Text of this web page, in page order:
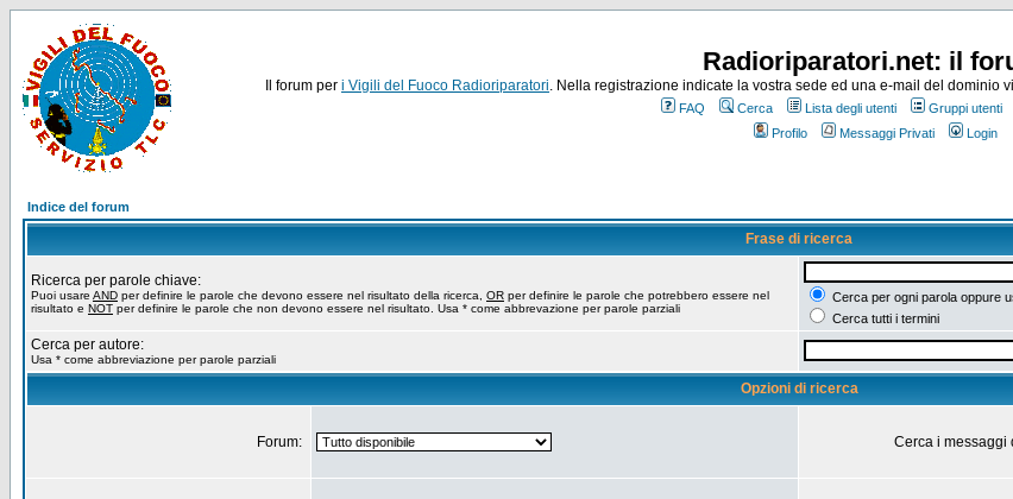
Radioriparatori.net: il
Il forum per i Vigili del Fuoco Radioriparatori. Nella registrazione indicate la vostra sede ed una e-mail del dominio
FAQ Cerca Lista degli utenti Gruppi utenti
Profilo
Messaggi Privati Login
Indice del forum
Frase di ricerca
Ricerca per parole chiave:
Puoi usare AND per definire le parole che devono essere nel risultato della ricerca, OR per definire le parole che potrebbero essere nel
risultato e NOT per definire le parole che non devono essere nel risultato. Usa * come abbrevazione per parole parziali
Cerca per ogni parola oppure
Cerca tutti i termini
Cerca per autore:
Usa * come abbreviazione per parole parziali
Opzioni di ricerca
Forum: Cerca i messaggi